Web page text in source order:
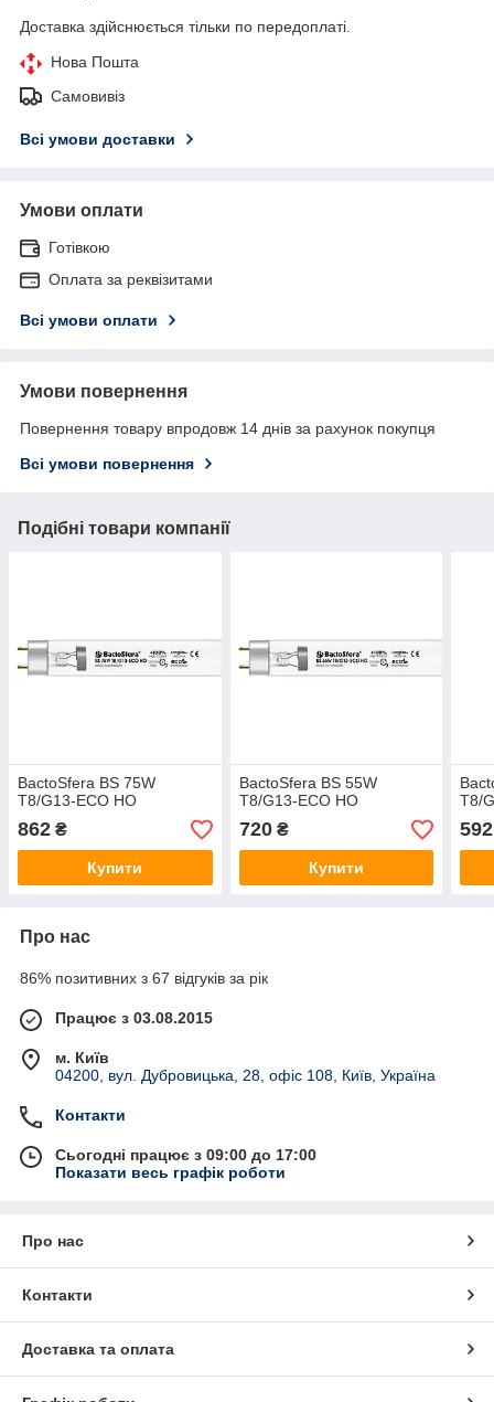
Доставка здійснюється тільки по передоплаті.
Нова Пошта
Самовивіз
Всі умови доставки
Умови оплати
Готівкою
Оплата за реквізитами
Всі умови оплати
Умови повернення
Повернення товару впродовж 14 днів за рахунок покупця
Всі умови повернення
Подібні товари компанії
BactoSfera BS 75W
T8/G13-ECO HO
862 ₴
Купити
BactoSfera BS 55W
T8/G13-ECO HO
720₴
Купити
T8/
592
Про нас
86% позитивних з 67 відгуків за рік
Працює з 03.08.2015
м. Київ
04200, вул. Дубровицька, 28, офіс 108, Київ, Україна
Контакти
Сьогодні працює з 09:00 до 17:00
Показати весь графік роботи
Про нас
Контакти
Доставка та оплата